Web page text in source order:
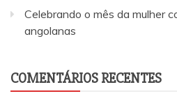
Celebrando o mês da mulher
angolanas
COMENTÁRIOS RECENTES